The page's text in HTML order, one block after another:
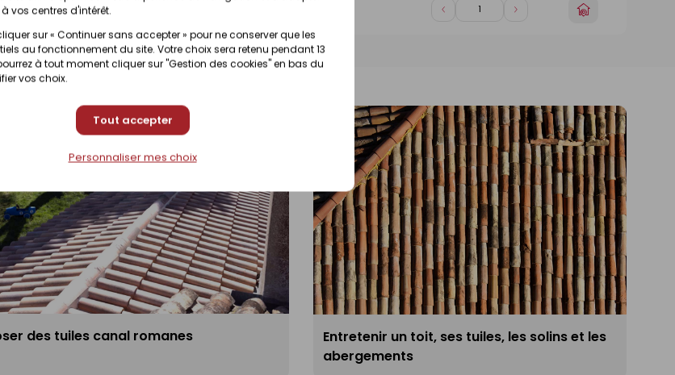
vos centres d'intérêt.
sur « Continuer sans accepter » pour ne conserver que les
au fonctionnement du site. Votre choix sera retenu pendant 13
à tout moment cliquer sur "Gestion des cookies" en bas du
vos choix.
Tout accepter
Personnaliser mes choix
selon magasin
Diminuer
Augmenter
Choisir
des tuiles canal romanes
Entretenir un toit, ses tuiles, les solins et les
abergements